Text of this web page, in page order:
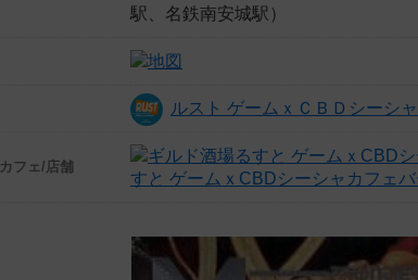
駅、名鉄南安城駅）
ルスト ゲームｘＣＢＤシーシ
カフェ/店舗
すと ゲームｘCBDシーシャカフェバ